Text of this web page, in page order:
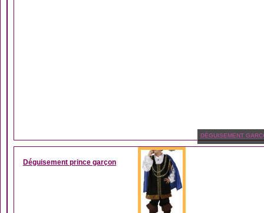
DÉGUISEMENT
Déguisement prince garçon